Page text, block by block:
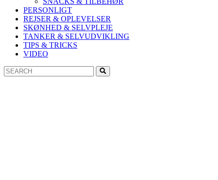
PERSONLIGT
REJSER & OPLEVELSER
SKØNHED & SELVPLEJE
TANKER & SELVUDVIKLING
TIPS & TRICKS
VIDEO
Search
for: